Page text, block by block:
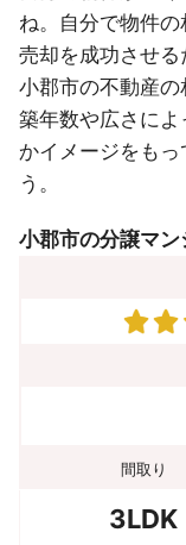
ね。自分で物件
売却を成功させ
小郡市の不動産の
築年数や広さに
かイメージをも
う。
小郡市の分譲マ
間取り
3LDK